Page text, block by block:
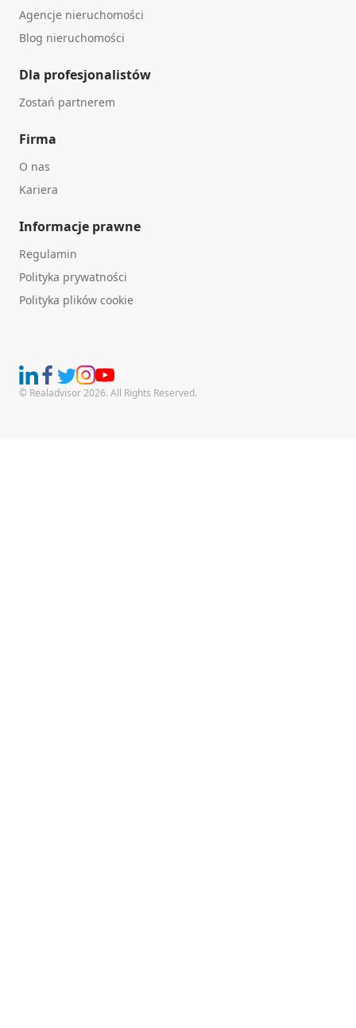
Agencje nieruchomości
Blog nieruchomości
Dla profesjonalistów
Zostań partnerem
Firma
O nas
Kariera
Informacje prawne
Regulamin
Polityka prywatności
Polityka plików cookie
© Realadvisor 2026. All Rights Reserved.